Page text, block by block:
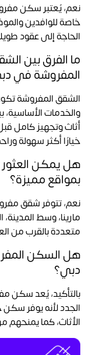
نعم، يُعتبر سكن
خاصة للوافدين
الحاجة إلى عقود
ما الفرق بين
المفروشة في
الشقق المفروشة
والخدمات الأساسية،
أثاث وتجهيز كامل
خيارًا أكثر سهولة
هل يمكن
بمواقع مميزة؟
نعم، تتوفر شقق
مارينا، وسط المدينة،
متعددة بالقرب من
هل السكن
دبي؟
بالتأكيد، يُعد سكن
الجدد لأنه يوفر سكن
الأثاث، كما يمنحهم